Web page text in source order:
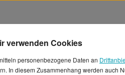
verwenden Cookies
personenbezogene Daten an
In diesem Zusammenhang werden auch